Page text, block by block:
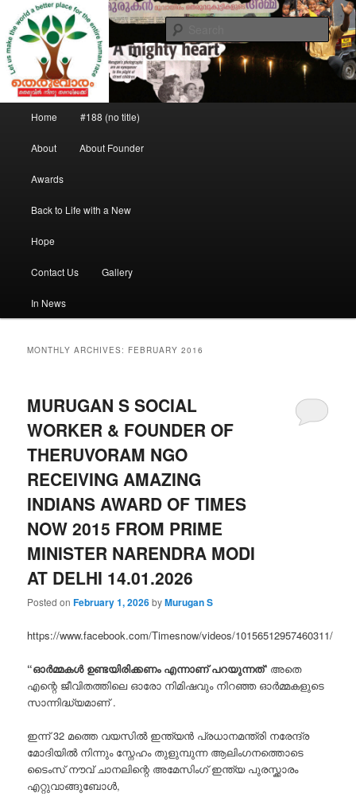
Theruvoram
Saving the street children
Skip to primary content
Skip to secondary content
Home #188 (no title)
About About Founder
Awards
Back to Life with a New
Hope
Contact Us Gallery
In News
MONTHLY ARCHIVES: FEBRUARY 2016
MURUGAN S SOCIAL
WORKER & FOUNDER OF
THERUVORAM NGO
RECEIVING AMAZING
INDIANS AWARD OF TIMES
NOW 2015 FROM PRIME
MINISTER NARENDRA MODI
AT DELHI 14.01.2026
Posted onFebruary 1, 2026byMurugan S
https://www.facebook.com/Timesnow/videos/10156512957460311/
“ഓർമ്മകൾ ഉണ്ടയിരിക്കണം എന്നാണ് പറയുന്നത്” അതെ
എന്റെ ജീവിതത്തിലെ ഓരോ നിമിഷവും നിറഞ്ഞ ഓർമ്മകളുടെ
സാന്നിദ്ധ്യമാണ് .
ഇന്ന് 32 മത്തെ വയസിൽ ഇന്ത്യൻ പ്രധാനമന്ത്രി നരേന്ദ്ര
മോദിയിൽ നിന്നും സ്നേഹം തുളുമ്പുന്ന ആലിംഗനത്തൊടെ
ടൈംസ്‌ നൗവ് ചാനലിന്റെ അമേസിംഗ് ഇന്ത്യ പുരസ്ക്കാരം
എറ്റുവാങ്ങുബോൾ,